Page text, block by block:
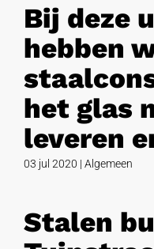
Bij deze
hebben
het glas
leveren
03 jul 2020 | Algemeen
Stalen